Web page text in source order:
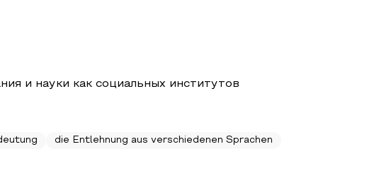
и науки как социальных институтов
die Entlehnung aus verschiedenen Sprachen